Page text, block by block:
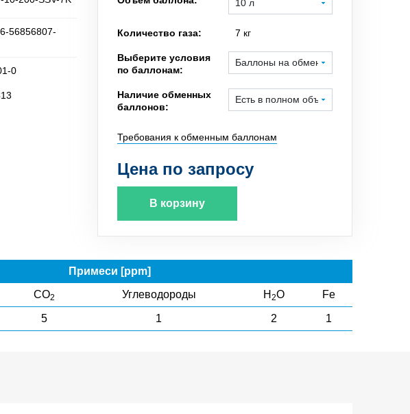
56856807-
0
Количество газа: 7 кг
Выберите условия
по баллонам:
Наличие обменных
баллонов:
Требования к обменным баллонам
Цена по запросу
В корзину
Примеси [ppm]
CO2 Углеводороды H 2O Fe
5 1 2 1